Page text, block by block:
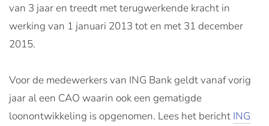
van 3 jaar en treedt met terugwerkende kracht in
werking van 1 januari 2013 tot en met 31 december
2015.
Voor de medewerkers van ING Bank geldt vanaf vorig
jaar al een CAO waarin ook een gematigde
loonontwikkeling is opgenomen. Lees het bericht ING